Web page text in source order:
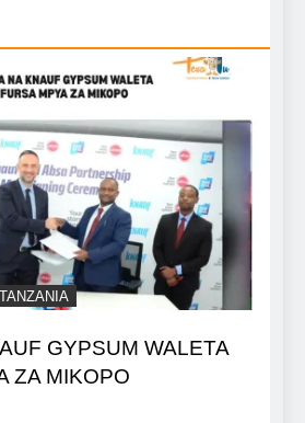
GYPSUM WALETA
ZA MIKOPO